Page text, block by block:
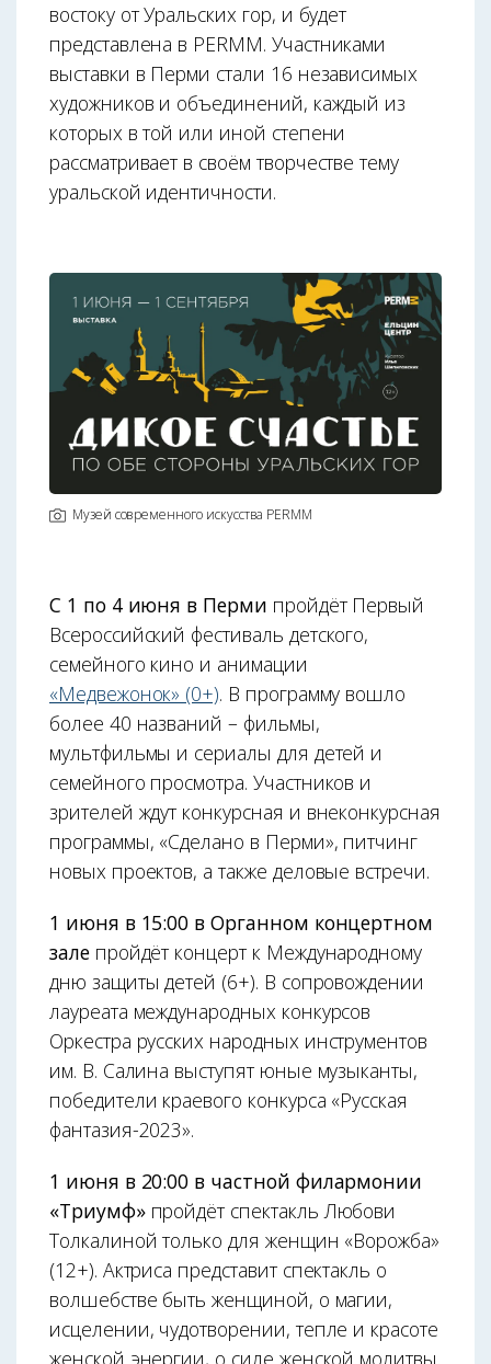
востоку от Уральских гор, и будет
представлена в PERMM. Участниками
выставки в Перми стали 16 независимых
художников и объединений, каждый из
которых в той или иной степени
рассматривает в своём творчестве тему
уральской идентичности.
Музей современного искусства PERMM
С 1 по 4 июня в Перми пройдёт Первый
Всероссийский фестиваль детского,
семейного кино и анимации
«Медвежонок» (0+). В программу вошло
более 40 названий – фильмы,
мультфильмы и сериалы для детей и
семейного просмотра. Участников и
зрителей ждут конкурсная и внеконкурсная
программы, «Сделано в Перми», питчинг
новых проектов, а также деловые встречи.
1 июня в 15:00 в Органном концертном
залепройдёт концерт к Международному
дню защиты детей (6+). В сопровождении
лауреата международных конкурсов
Оркестра русских народных инструментов
им. В. Салина выступят юные музыканты,
победители краевого конкурса «Русская
фантазия-2023».
1 июня в 20:00 в частной филармонии
«Триумф»пройдёт спектакль Любови
Толкалиной только для женщин «Ворожба»
(12+). Актриса представит спектакль о
волшебстве быть женщиной, о магии,
исцелении, чудотворении, тепле и красоте
женской энергии, о силе женской молитвы.